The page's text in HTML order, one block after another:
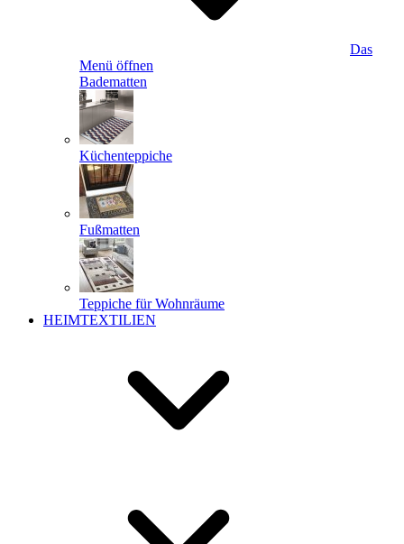
Das
Menü öffnen
Badematten
Küchenteppiche
Fußmatten
Teppiche für Wohnräume
HEIMTEXTILIEN